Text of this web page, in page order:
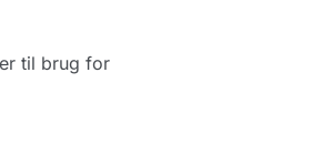
til brug for